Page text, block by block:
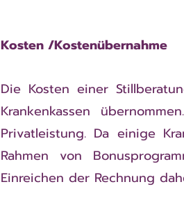
Kosten /Kostenübernahme
Die Kosten einer
Krankenkassen
Privatleistung. Da einige
Rahmen von
Einreichen der Rechnung